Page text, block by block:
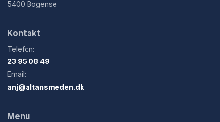
5400 Bogense
Kontakt
Telefon:
23 95 08 49
Email:
anj@altansmeden.dk
Menu